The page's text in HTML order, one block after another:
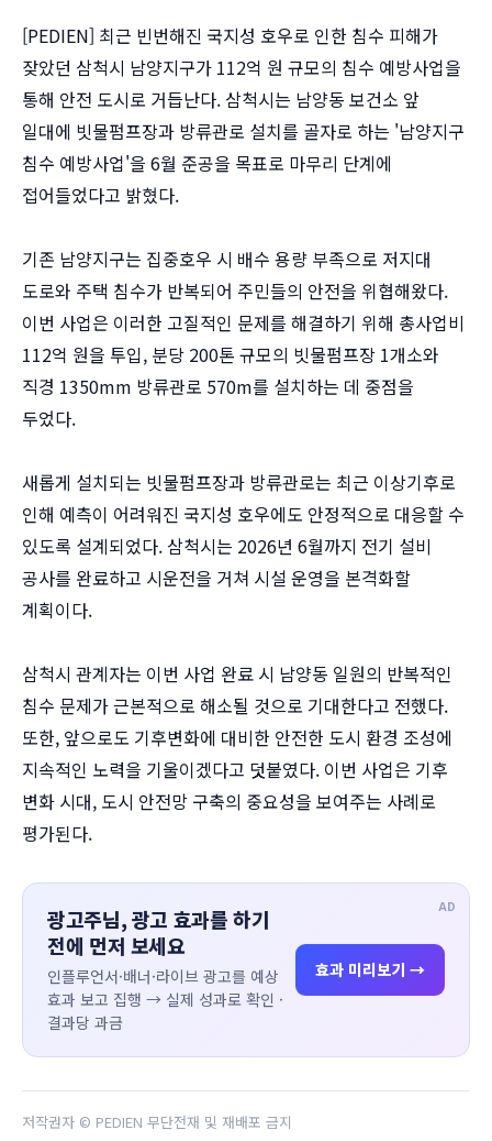
[PEDIEN] 최근 빈번해진 국지성 호우로 인한 침수 피해가
잦았던 삼척시 남양지구가 112억 원 규모의 침수 예방사업을
통해 안전 도시로 거듭난다. 삼척시는 남양동 보건소 앞
일대에 빗물펌프장과 방류관로 설치를 골자로 하는 '남양지구
침수 예방사업'을 6월 준공을 목표로 마무리 단계에
접어들었다고 밝혔다.
기존 남양지구는 집중호우 시 배수 용량 부족으로 저지대
도로와 주택 침수가 반복되어 주민들의 안전을 위협해왔다.
이번 사업은 이러한 고질적인 문제를 해결하기 위해 총사업비
112억 원을 투입, 분당 200톤 규모의 빗물펌프장 1개소와
직경 1350mm 방류관로 570m를 설치하는 데 중점을
두었다.
새롭게 설치되는 빗물펌프장과 방류관로는 최근 이상기후로
인해 예측이 어려워진 국지성 호우에도 안정적으로 대응할 수
있도록 설계되었다. 삼척시는 2026년 6월까지 전기 설비
공사를 완료하고 시운전을 거쳐 시설 운영을 본격화할
계획이다.
삼척시 관계자는 이번 사업 완료 시 남양동 일원의 반복적인
침수 문제가 근본적으로 해소될 것으로 기대한다고 전했다.
또한, 앞으로도 기후변화에 대비한 안전한 도시 환경 조성에
지속적인 노력을 기울이겠다고 덧붙였다. 이번 사업은 기후
변화 시대, 도시 안전망 구축의 중요성을 보여주는 사례로
평가된다.
AD
광고주님, 광고 효과를 하기
전에 먼저 보세요
인플루언서·배너·라이브 광고를 예상
효과 보고 집행 → 실제 성과로 확인 ·
결과당 과금
효과 미리보기 →
저작권자 © PEDIEN 무단전재 및 재배포 금지